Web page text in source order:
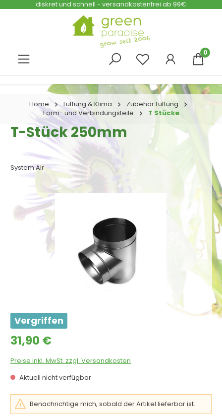
Zum Hauptinhalt springen
diskret und schnell - versandkostenfrei ab 99€
0
Home Lüftung & Klima
Zubehör Lüftung
Form- und Verbindungsteile
T Stücke
T-Stück 250mm
System Air
Bildergalerie überspringen
Vergriffen
Regulärer Preis:
31,90 €
Preise inkl. MwSt. zzgl. Versandkosten
Aktuell nicht verfügbar
Benachrichtige mich, sobald der Artikel lieferbar ist.